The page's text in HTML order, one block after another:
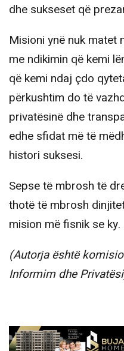
dhe sukseset që
Misioni ynë nuk matet
me ndikimin që kemi
që kemi ndaj çdo
përkushtim do të
privatësinë dhe
edhe sfidat më të
histori suksesi.
Sepse të mbrosh të
thotë të mbrosh
mision më fisnik se ky.
(Autorja është
Informim dhe